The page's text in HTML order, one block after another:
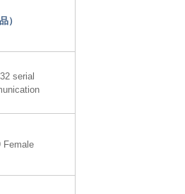
品）
serial
Female